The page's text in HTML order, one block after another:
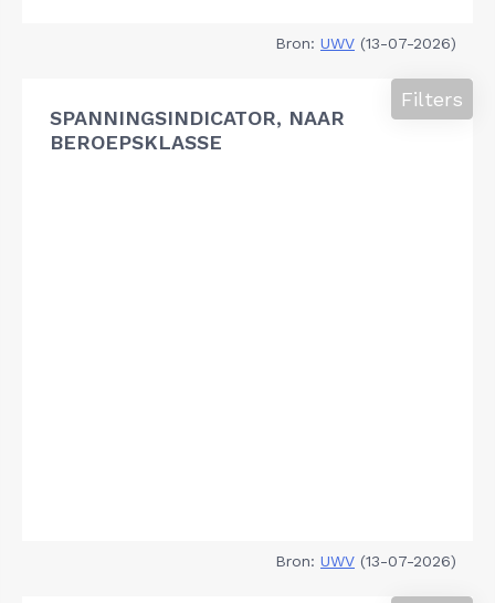
Bron: UWV (13-07-2026)
SPANNINGSINDICATOR, NAAR
BEROEPSKLASSE
Filters
Bron: UWV (13-07-2026)